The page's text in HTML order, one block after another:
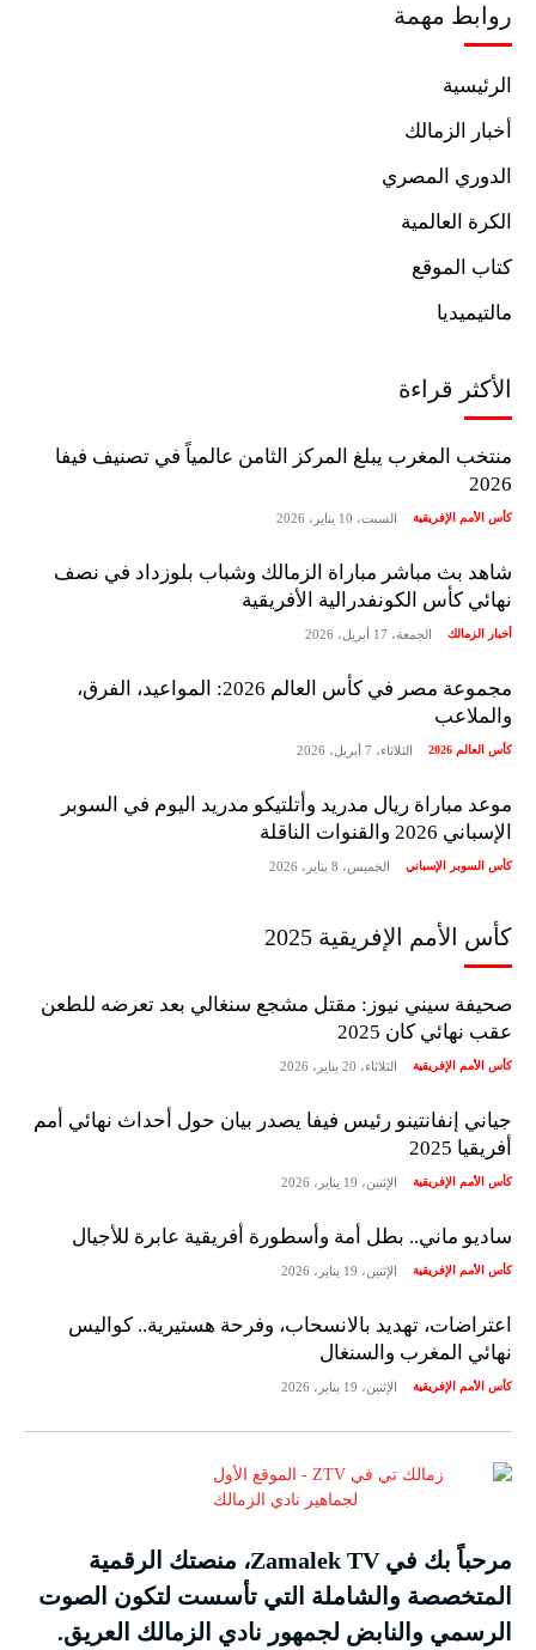
روابط مهمة
الرئيسية
أخبار الزمالك
الدوري المصري
الكرة العالمية
كتاب الموقع
مالتيميديا
الأكثر قراءة
منتخب المغرب يبلغ المركز الثامن عالمياً في تصنيف فيفا
2026
كأس الأمم الإفريقية السبت، 10 يناير، 2026
شاهد بث مباشر مباراة الزمالك وشباب بلوزداد في نصف
نهائي كأس الكونفدرالية الأفريقية
أخبار الزمالك الجمعة، 17 أبريل، 2026
مجموعة مصر في كأس العالم 2026: المواعيد، الفرق،
والملاعب
كأس العالم 2026 الثلاثاء، 7 أبريل، 2026
موعد مباراة ريال مدريد وأتلتيكو مدريد اليوم في السوبر
الإسباني 2026 والقنوات الناقلة
كأس السوبر الإسباني الخميس، 8 يناير، 2026
كأس الأمم الإفريقية 2025
صحيفة سيني نيوز: مقتل مشجع سنغالي بعد تعرضه للطعن
عقب نهائي كان 2025
كأس الأمم الإفريقية الثلاثاء، 20 يناير، 2026
جياني إنفانتينو رئيس فيفا يصدر بيان حول أحداث نهائي أمم
أفريقيا 2025
كأس الأمم الإفريقية الإثنين، 19 يناير، 2026
ساديو ماني.. بطل أمة وأسطورة أفريقية عابرة للأجيال
كأس الأمم الإفريقية الإثنين، 19 يناير، 2026
اعتراضات، تهديد بالانسحاب، وفرحة هستيرية.. كواليس
نهائي المغرب والسنغال
كأس الأمم الإفريقية الإثنين، 19 يناير، 2026
مرحباً بك في Zamalek TV، منصتك الرقمية
المتخصصة والشاملة التي تأسست لتكون الصوت
الرسمي والنابض لجمهور نادي الزمالك العريق.